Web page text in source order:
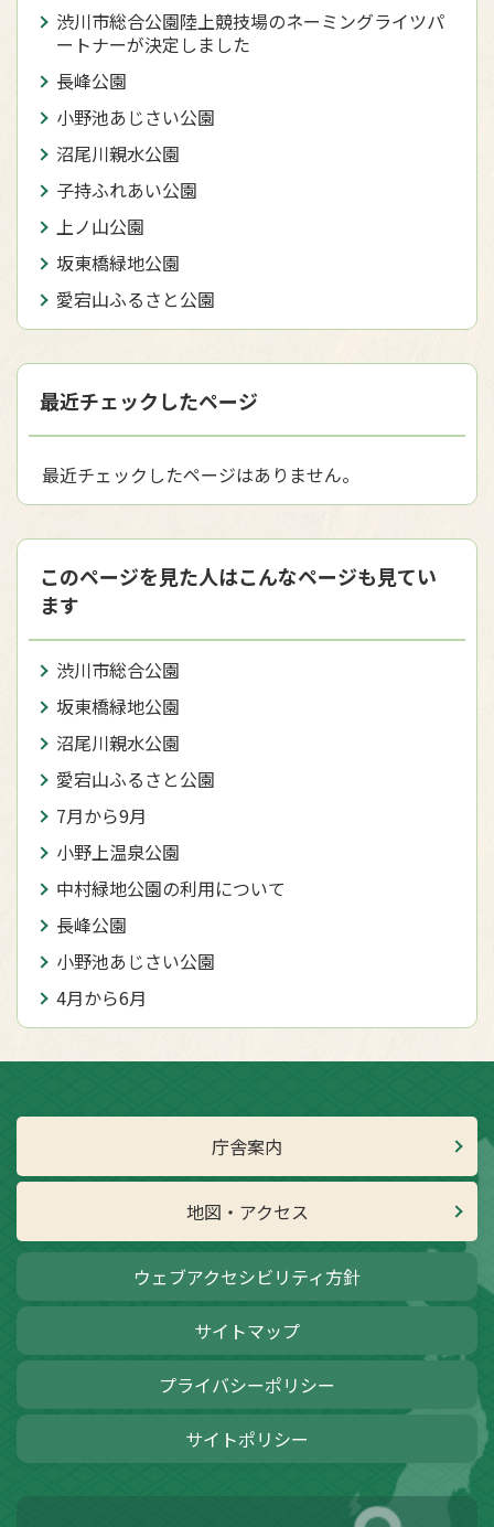
渋川市総合公園陸上競技場のネーミングライツパ
ートナーが決定しました
長峰公園
小野池あじさい公園
沼尾川親水公園
子持ふれあい公園
上ノ山公園
坂東橋緑地公園
愛宕山ふるさと公園
最近チェックしたページ
最近チェックしたページはありません。
このページを見た人はこんなページも見てい
ます
渋川市総合公園
坂東橋緑地公園
沼尾川親水公園
愛宕山ふるさと公園
7月から9月
小野上温泉公園
中村緑地公園の利用について
長峰公園
小野池あじさい公園
4月から6月
庁舎案内
地図・アクセス
ウェブアクセシビリティ方針
サイトマップ
プライバシーポリシー
サイトポリシー